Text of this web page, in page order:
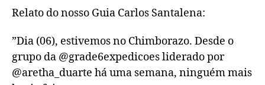
Relato do nosso Guia Carlos Santalena:
”Dia (06), estivemos no Chimborazo. Desde o
grupo da @grade6expedicoes liderado por
@aretha_duarte há uma semana, ninguém mais